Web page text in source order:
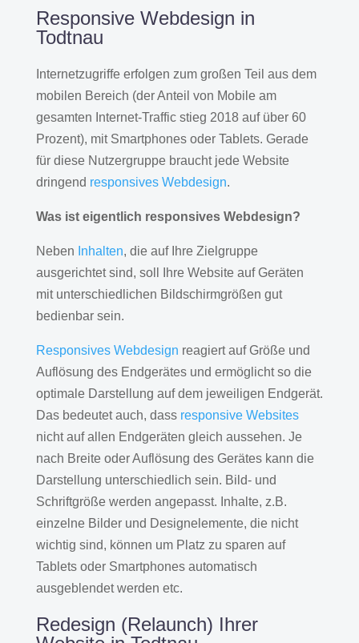
Responsive Webdesign in
Todtnau
Internetzugriffe erfolgen zum großen Teil aus dem
mobilen Bereich (der Anteil von Mobile am
gesamten Internet-Traffic stieg 2018 auf über 60
Prozent), mit Smartphones oder Tablets. Gerade
für diese Nutzergruppe braucht jede Website
dringend responsives Webdesign.
Was ist eigentlich responsives Webdesign?
Neben Inhalten, die auf Ihre Zielgruppe
ausgerichtet sind, soll Ihre Website auf Geräten
mit unterschiedlichen Bildschirmgrößen gut
bedienbar sein.
Responsives Webdesign reagiert auf Größe und
Auflösung des Endgerätes und ermöglicht so die
optimale Darstellung auf dem jeweiligen Endgerät.
Das bedeutet auch, dass responsive Websites
nicht auf allen Endgeräten gleich aussehen. Je
nach Breite oder Auflösung des Gerätes kann die
Darstellung unterschiedlich sein. Bild- und
Schriftgröße werden angepasst. Inhalte, z.B.
einzelne Bilder und Designelemente, die nicht
wichtig sind, können um Platz zu sparen auf
Tablets oder Smartphones automatisch
ausgeblendet werden etc.
Redesign (Relaunch) Ihrer